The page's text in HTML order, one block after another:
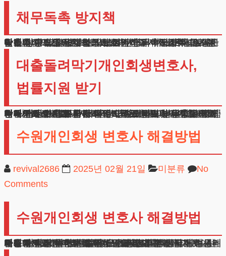
채무독촉 방지책
대출돌려막기개인회생 시작하면 즉시 채권추심이 중단됩니다 법원의 결정으로 더이상 독촉전화나 문자를 받지 않으셔도 됩니다 밤낮없는 연락에서 벗어나 평온한 일상을 되찾으실 수 있습니다
다만 한번 받은 보호조치는 재신청이 어려우니 성실한 납부가 중요합니다 법적보호 아래에서 안정적으로 생활하실 수 있습니다
불법추심으로 인한 스트레스에서도 자유로워지실 수 있죠 정상적인 경제활동에 전념하실 수 있도록 도와드리겠습니다 든든한 법의 보호막이 되어드리겠습니다
대출돌려막기개인회생변호사,
법률지원 받기
여러분의 고민을 함께 나누고 싶습니다 법무법인 테헤란이 든든한 조력자가 되어드리겠습니다 이지원 변호사가 처음부터 끝까지 책임지고 도와드립니다 빚 문제는 시간이 지날수록 해결이 어려워집니다
망설이지 마시고 지금 바로 연락주세요 분납으로도 진행이 가능하니 부담갖지 않으셔도 됩니다 대출돌려막기개인회생변호사 새로운 시작을 향한 첫걸음을 함께 내딛어보시겠습니까
채무문제로 혼자 고민하지 마세요 저희가 항상 곁에서 함께하겠습니다 경제적 어려움은 누구에게나 찾아올 수 있습니다 중요한 것은 현명한 해결방법을 찾는 것입니다 법적절차를 통한 체계적인 해결로 밝은 미래를 준비하세요
수원개인회생 변호사 해결방법
revival2686 2025년 02월 21일 미분류
No
Comments
수원개인회생 변호사 해결방법
안녕하세요. 법무법인 테헤란입니다. 오늘은 채무 문제로 고민하시는 분들을 위해 꼭 필요한 정보를 알려드리려고 합니다.
특히 수원 지역에서 법률상담을 많이 진행하다 보니, 의뢰인분들의 어려움을 누구보다 잘 이해하고 있습니다.
수원개인회생변호사를 찾으시는 분들이 궁금해하시는 내용을 쉽게 풀어서 설명해드리겠습니다.
채무 해결을 위한 신청서 작성부터 최종 인가까지, 전 과정에서 전문가의 도움이 필요합니다.
서울에 이어 두 번째로 많은 신청이 이루어지는 수원에서는 더욱 세심한 준비가 요구됩니다.
법률가와 상담하실 때는 해당 분야 경험과 실제 성공 사례를 꼼꼼히 확인하시는 것이 중요합니다.